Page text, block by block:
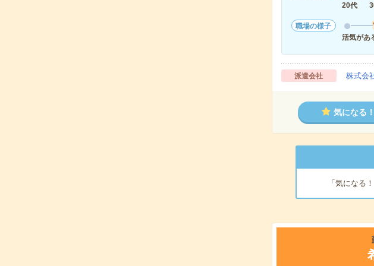
20代
職場の様子
活気があ
派遣会社 株式会
気になる！
「気になる